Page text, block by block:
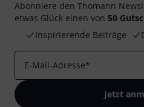
Abonniere den Thomann
etwas Glück einen von 50
Inspirierende Beiträge
E-Mail-Adresse*
Jetzt